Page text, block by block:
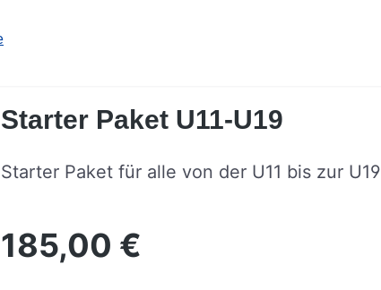
Starter Paket U11-U19
Starter Paket für alle von der U11 bis zur U19
Regulärer Preis:
185,00 €